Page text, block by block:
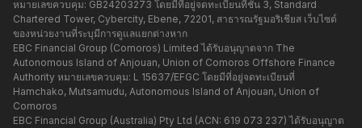
หมายเลขควบคุม: GB24203273 โดยมีที่อยู่จดทะเบียนที่ชั้น 3, Standard
Chartered Tower, Cybercity, Ebene, 72201, สาธารณรัฐมอริเชียส เว็บไซต์
ของหน่วยงานที่ระบุมีการดูแลแยกต่างหาก
EBC Financial Group (Comoros) Limited ได้รับอนุญาตจาก The
Autonomous Island of Anjouan, Union of Comoros Offshore Finance
Authority หมายเลขควบคุม: L 15637/EFGC โดยมีที่อยู่จดทะเบียนที่
Hamchako, Mutsamudu, Autonomous Island of Anjouan, Union of
Comoros
EBC Financial Group (Australia) Pty Ltd (ACN: 619 073 237) ได้รับอนุญาต